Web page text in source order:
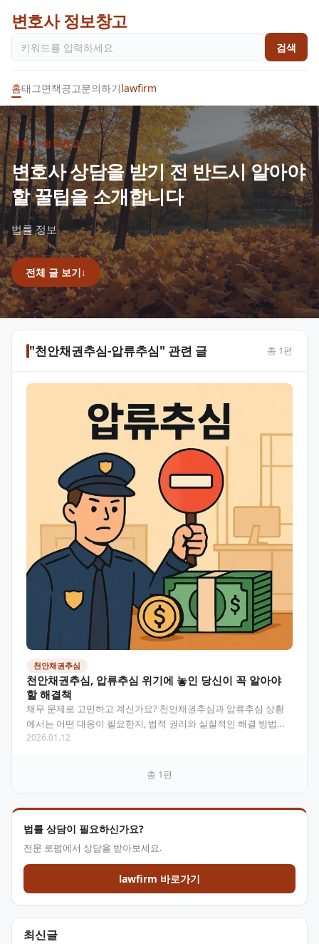
변호사 정보창고
검색
홈태그면책공고문의하기lawfirm
변호사 정보창고
변호사 상담을 받기 전 반드시 알아야
할 꿀팁을 소개합니다
법률 정보
전체 글 보기↓
"천안채권추심-압류추심" 관련 글 총 1편
천안채권추심
천안채권추심, 압류추심 위기에 놓인 당신이 꼭 알아야
할 해결책
채무 문제로 고민하고 계신가요? 천안채권추심과 압류추심 상황
에서는 어떤 대응이 필요한지, 법적 권리와 실질적인 해결 방법에
대해 알아봅니다. 전문가의 시선에서 바라본 채권추심 대응…
2026.01.12
총 1편
법률 상담이 필요하신가요?
전문 로펌에서 상담을 받아보세요.
lawfirm 바로가기
최신글